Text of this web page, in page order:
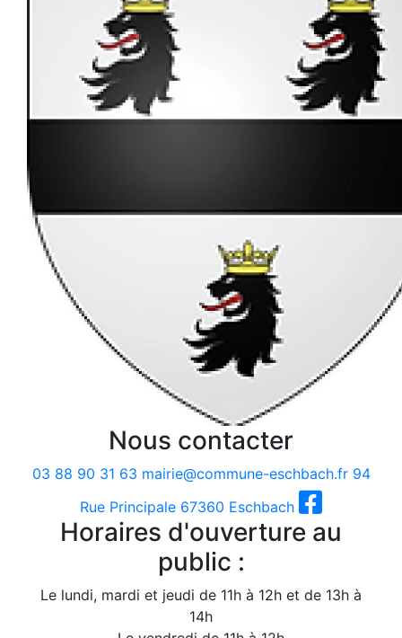
Nous contacter
03 88 90 31 63 mairie@commune-eschbach.fr 94
Rue Principale 67360 Eschbach
Horaires d'ouverture au
public :
Le lundi, mardi et jeudi de 11h à 12h et de 13h à
14h